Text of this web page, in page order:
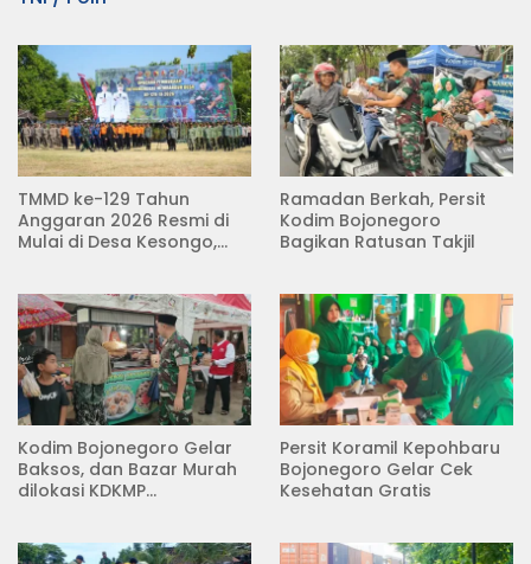
TMMD ke-129 Tahun
Anggaran 2026 Resmi di
Mulai di Desa Kesongo,
Ramadan Berkah, Persit
Kodim Bojonegoro
Bagikan Ratusan Takjil
Kodim Bojonegoro Gelar
Baksos, dan Bazar Murah
dilokasi KDKMP
Persit Koramil Kepohbaru
Bojonegoro Gelar Cek
Kesehatan Gratis